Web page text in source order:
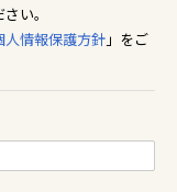
い。
人情報保護方針 」をご